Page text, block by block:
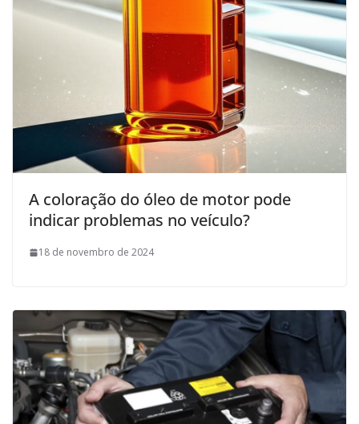
A coloração do óleo de motor pode
indicar problemas no veículo?
18 de novembro de 2024